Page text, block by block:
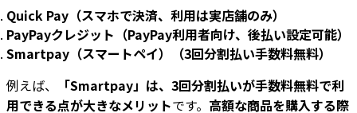
Quick Pay（スマホで決済、利用は実店舗のみ）
PayPayクレジット（PayPay利用者向け、後払い設定可能）
Smartpay（スマートペイ）（3回分割払い手数料無料）
例えば、
「Smartpay」は、3回分割払いが手数料無料で利
用できる点が大きなメリットです。 高額な商品を購入する際